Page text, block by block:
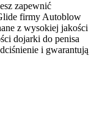
zapewnić
firmy Autoblow
z wysokiej jakości
dojarki do penisa
i gwarantują